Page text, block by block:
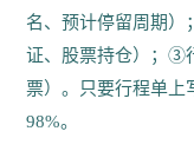
名、预计停留周期
证、股票持仓）；③
票）。只要行程单上
98%。